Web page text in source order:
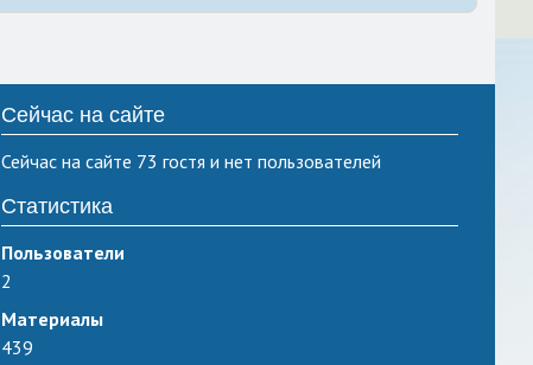
Сейчас на сайте
Сейчас на сайте 73 гостя и нет пользователей
Статистика
Пользователи
2
Материалы
439